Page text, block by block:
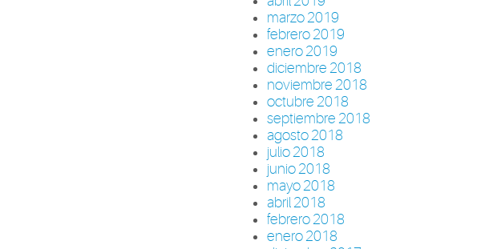
marzo 2019
febrero 2019
enero 2019
diciembre 2018
noviembre 2018
octubre 2018
septiembre 2018
agosto 2018
julio 2018
junio 2018
mayo 2018
abril 2018
febrero 2018
enero 2018